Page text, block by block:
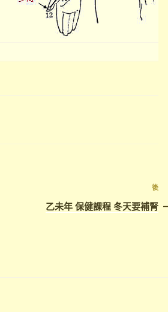
下
篇
後
乙未年 保健課程 冬天要補腎